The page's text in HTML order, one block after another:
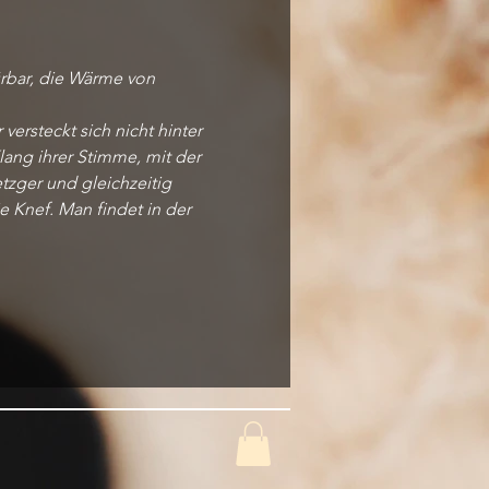
die Wärme von
sich nicht hinter
ihrer Stimme, mit der
und gleichzeitig
Knef. Man findet in der